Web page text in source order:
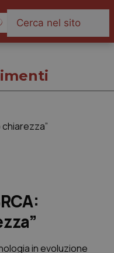
in evoluzione